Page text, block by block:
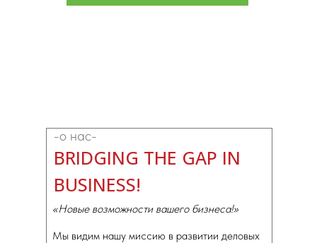
BRIDGING THE GAP IN
BUSINESS!
-о нас-
«Новые возможности вашего бизнеса!»
Мы видим нашу миссию в развитии деловых